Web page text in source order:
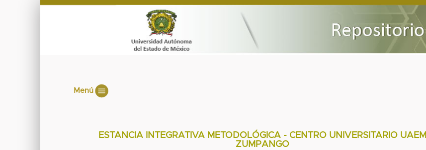
Menú
ESTANCIA INTEGRATIVA METODOLÓGICA - CENTRO UNIVERSITARIO UAEM
ZUMPANGO